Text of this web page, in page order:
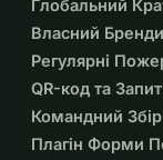
Глобальний
Власний
Регулярні
QR-код та
Командний
Плагін Форми